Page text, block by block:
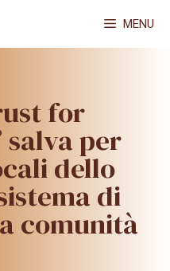
MENU
for
salva per
dello
di
comunità